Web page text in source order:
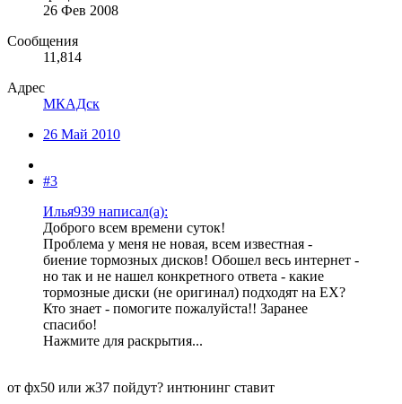
26 Фев 2008
Сообщения
11,814
Адрес
МКАДск
26 Май 2010
#3
Илья939 написал(а):
Доброго всем времени суток!
Проблема у меня не новая, всем известная -
биение тормозных дисков! Обошел весь интернет -
но так и не нашел конкретного ответа - какие
тормозные диски (не оригинал) подходят на ЕХ?
Кто знает - помогите пожалуйста!! Заранее
спасибо!
Нажмите для раскрытия...
от фх50 или ж37 пойдут? интюнинг ставит